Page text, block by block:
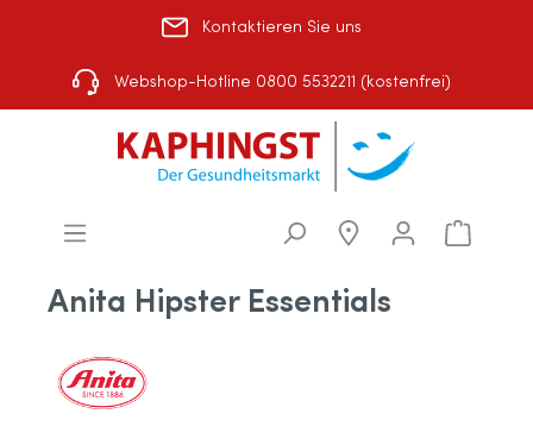
Kontaktieren Sie uns
Webshop-Hotline 0800 5532211 (kostenfrei)
Anita Hipster Essentials